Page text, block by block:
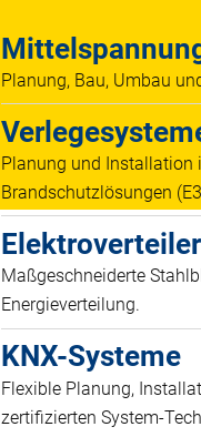
Planung, Bau, Umbau
Planung und Installation
Brandschutzlösungen
Elektroverteiler
Maßgeschneiderte
Energieverteilung.
KNX-Systeme
Flexible Planung,
zertifizierten System-